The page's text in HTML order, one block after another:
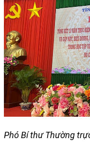
Phó Bí thư Thường